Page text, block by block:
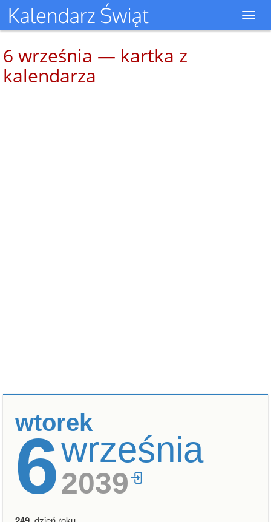
6 września — kartka z
kalendarza
wtorek
6września
2039